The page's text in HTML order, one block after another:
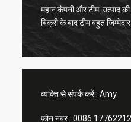
महान कंपनी और टीम. उत्पाद
बिक्री के बाद टीम बहुत
व्यक्ति से संपर्क करें : Amy
फ़ोन नंबर : 0086